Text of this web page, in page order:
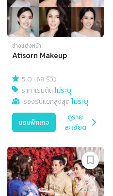
ช่างแต่งหน้า
Atisorn Makeup
5.0 · 68 รีวิว
ราคาเริ่มต้นไม่ระบุ
รองรับแขกสูงสุดไม่ระบุ
ขอแพ็กเกจ
ดูราย
ละเอียด